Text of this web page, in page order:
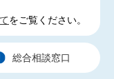
をご覧ください。
総合相談窓口